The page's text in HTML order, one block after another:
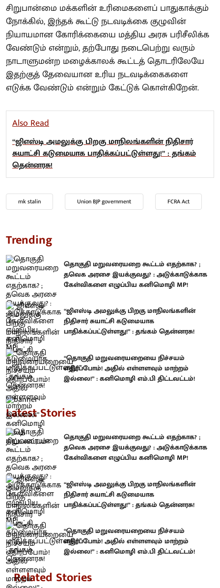
சிறுபான்மை மக்களின் உரிமைகளைப் பாதுகாக்கும்
நோக்கில், இந்தக் கூட்டு நடவடிக்கை குழுவின்
நியாயமான கோரிக்கையை மத்திய அரசு பரிசீலிக்க
வேண்டும் என்றும், தற்போது நடைபெற்று வரும்
நாடாளுமன்ற மழைக்காலக் கூட்டத் தொடரிலேயே
இதற்குத் தேவையான உரிய நடவடிக்கைகளை
எடுக்க வேண்டும் என்றும் கேட்டுக் கொள்கிறேன்.
Also Read
“ஜிஎஸ்டி அமலுக்கு பிறகு மாநிலங்களின் நிதிசார்
சுயாட்சி கடுமையாக பாதிக்கப்பட்டுள்ளது!” : தங்கம்
தென்னரசு!
mk stalin Union BJP government FCRA Act
Trending
தொகுதி மறுவரையறை கூட்டம் எதற்காக? ;
தவெக அரசை இயக்குவது? : அடுக்காடுக்காக
கேள்விகளை எழுப்பிய கனிமொழி MP!
“ஜிஎஸ்டி அமலுக்கு பிறகு மாநிலங்களின்
நிதிசார் சுயாட்சி கடுமையாக
பாதிக்கப்பட்டுள்ளது!” : தங்கம் தென்னரசு!
“தொகுதி மறுவரையறையை நிச்சயம்
எதிர்ப்போம்! அதில் எள்ளளவும் மாற்றம்
இல்லை!” : கனிமொழி எம்.பி திட்டவட்டம்!
Latest Stories
தொகுதி மறுவரையறை கூட்டம் எதற்காக? ;
தவெக அரசை இயக்குவது? : அடுக்காடுக்காக
கேள்விகளை எழுப்பிய கனிமொழி MP!
“ஜிஎஸ்டி அமலுக்கு பிறகு மாநிலங்களின்
நிதிசார் சுயாட்சி கடுமையாக
பாதிக்கப்பட்டுள்ளது!” : தங்கம் தென்னரசு!
“தொகுதி மறுவரையறையை நிச்சயம்
எதிர்ப்போம்! அதில் எள்ளளவும் மாற்றம்
இல்லை!” : கனிமொழி எம்.பி திட்டவட்டம்!
Related Stories